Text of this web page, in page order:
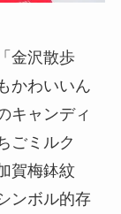
金沢散歩
かわいいん
キャンディ
ごミルク
賀梅鉢紋
ンボル的存